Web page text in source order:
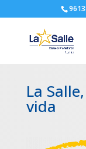
La
vida